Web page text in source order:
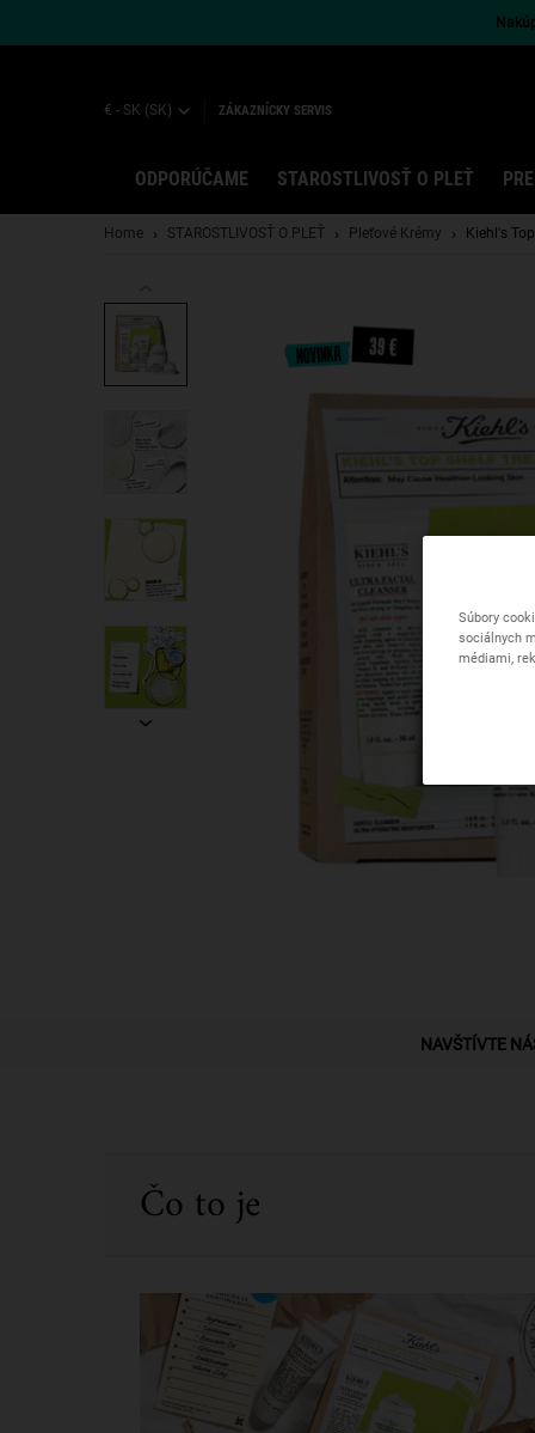
€ - SK (SK) ZÁKAZNÍCKY SERVIS
ODPORÚČAME STAROSTLIVOSŤ O PLEŤ
Home STAROSTLIVOSŤ O PLEŤ Pleťové Krémy Kiehl's
NAVŠTÍVTE
Čo to je
Súbory
sociálnych
médiami,